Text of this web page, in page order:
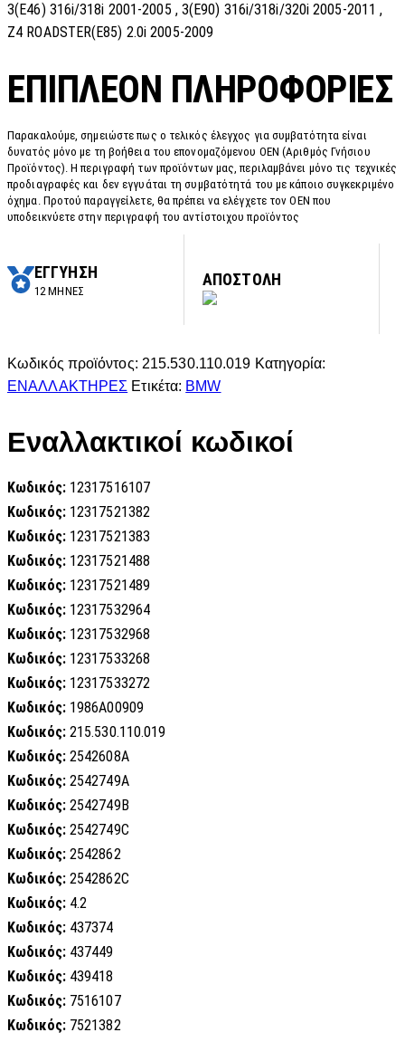
3(E46) 316i/318i 2001-2005 , 3(E90) 316i/318i/320i 2005-2011 ,
Z4 ROADSTER(E85) 2.0i 2005-2009
ΕΠΙΠΛΈΟΝ ΠΛΗΡΟΦΟΡΊΕΣ
Παρακαλούμε, σημειώστε πως ο τελικός έλεγχος για συμβατότητα είναι
δυνατός μόνο με τη βοήθεια του επονομαζόμενου OEN (Αριθμός Γνήσιου
Προϊόντος). Η περιγραφή των προϊόντων μας, περιλαμβάνει μόνο τις τεχνικές
προδιαγραφές και δεν εγγυάται τη συμβατότητά του με κάποιο συγκεκριμένο
όχημα. Προτού παραγγείλετε, θα πρέπει να ελέγχετε τον OEN που
υποδεικνύετε στην περιγραφή του αντίστοιχου προϊόντος
ΕΓΓΥΗΣΗ
12 ΜΗΝΕΣ
ΑΠΟΣΤΟΛΗ
Κωδικός προϊόντος: 215.530.110.019 Κατηγορία:
ΕΝΑΛΛΑΚΤΗΡΕΣ Ετικέτα: BMW
Εναλλακτικοί κωδικοί
Κωδικός: 12317516107
Κωδικός: 12317521382
Κωδικός: 12317521383
Κωδικός: 12317521488
Κωδικός: 12317521489
Κωδικός: 12317532964
Κωδικός: 12317532968
Κωδικός: 12317533268
Κωδικός: 12317533272
Κωδικός: 1986A00909
Κωδικός: 215.530.110.019
Κωδικός: 2542608A
Κωδικός: 2542749A
Κωδικός: 2542749B
Κωδικός: 2542749C
Κωδικός: 2542862
Κωδικός: 2542862C
Κωδικός: 4.2
Κωδικός: 437374
Κωδικός: 437449
Κωδικός: 439418
Κωδικός: 7516107
Κωδικός: 7521382